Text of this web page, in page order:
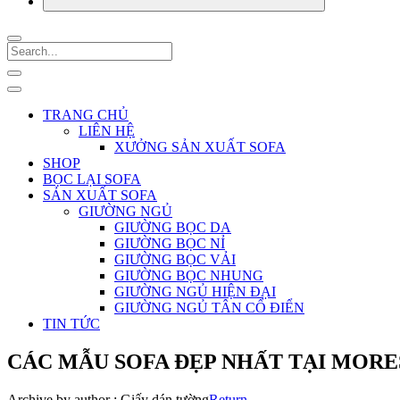
TRANG CHỦ
LIÊN HỆ
XƯỞNG SẢN XUẤT SOFA
SHOP
BỌC LẠI SOFA
SẢN XUẤT SOFA
GIƯỜNG NGỦ
GIƯỜNG BỌC DA
GIƯỜNG BỌC NỈ
GIƯỜNG BỌC VẢI
GIƯỜNG BỌC NHUNG
GIƯỜNG NGỦ HIỆN ĐẠI
GIƯỜNG NGỦ TÂN CỔ ĐIỂN
TIN TỨC
CÁC MẪU SOFA ĐẸP NHẤT TẠI